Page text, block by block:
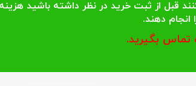
پست انتخاب می کنند قبل از ثبت خرید در نظر داشته باشید
تماس بگیرید.